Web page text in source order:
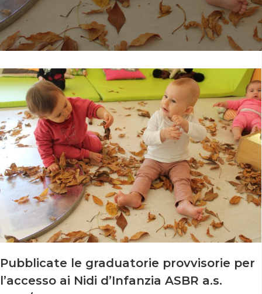
Pubblicate le graduatorie provvisorie per
l’accesso ai Nidi d’Infanzia ASBR a.s.